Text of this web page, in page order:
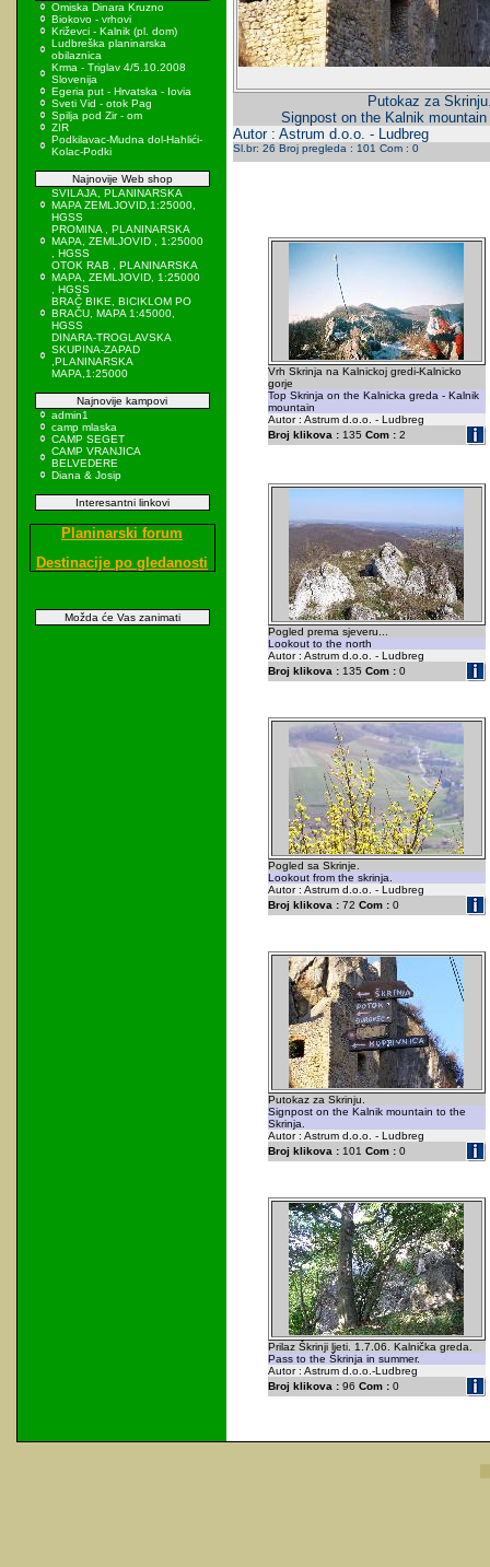
Omiska Dinara Kruzno
Biokovo - vrhovi
Križevci - Kalnik (pl. dom)
Ludbreška planinarska
obilaznica
Krma - Triglav 4/5.10.2008
Slovenija
Egeria put - Hrvatska - Iovia
Sveti Vid - otok Pag
Spilja pod Zir - om
ZIR
Podkilavac-Mudna dol-Hahlići-
Kolac-Podki
Najnovije Web shop
SVILAJA, PLANINARSKA
MAPA ZEMLJOVID,1:25000,
HGSS
PROMINA , PLANINARSKA
MAPA, ZEMLJOVID , 1:25000
, HGSS
OTOK RAB , PLANINARSKA
MAPA, ZEMLJOVID, 1:25000
, HGSS
BRAČ BIKE, BICIKLOM PO
BRAČU, MAPA 1:45000,
HGSS
DINARA-TROGLAVSKA
SKUPINA-ZAPAD
,PLANINARSKA
MAPA,1:25000
Najnovije kampovi
admin1
camp mlaska
CAMP SEGET
CAMP VRANJICA
BELVEDERE
Diana & Josip
Interesantni linkovi
Planinarski forum
Destinacije po gledanosti
Možda će Vas zanimati
Putokaz za
Signpost on the Kalnik
Autor : Astrum d.o.o. - Ludbreg
Sl.br: 26 Broj pregleda : 101 Com : 0
Vrh Skrinja na Kalnickoj gredi-Kalnicko
gorje
Top Skrinja on the Kalnicka greda - Kalnik
mountain
Autor : Astrum d.o.o. - Ludbreg
Broj klikova :135 Com :2
Pogled prema sjeveru...
Lookout to the north
Autor : Astrum d.o.o. - Ludbreg
Broj klikova :135 Com :0
Pogled sa Skrinje.
Lookout from the skrinja.
Autor : Astrum d.o.o. - Ludbreg
Broj klikova :72 Com :0
Putokaz za Skrinju.
Signpost on the Kalnik mountain to the
Skrinja.
Autor : Astrum d.o.o. - Ludbreg
Broj klikova :101 Com :0
Prilaz Škrinji ljeti. 1.7.06. Kalnička greda.
Pass to the Škrinja in summer.
Autor : Astrum d.o.o.-Ludbreg
Broj klikova :96 Com :0